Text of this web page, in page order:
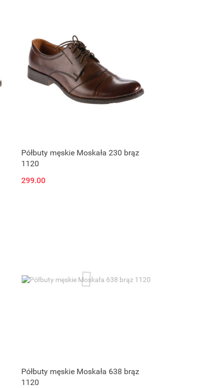
Półbuty męskie Moskała 230 brąz
1120
299.00
Półbuty męskie Moskała 638 brąz
1120